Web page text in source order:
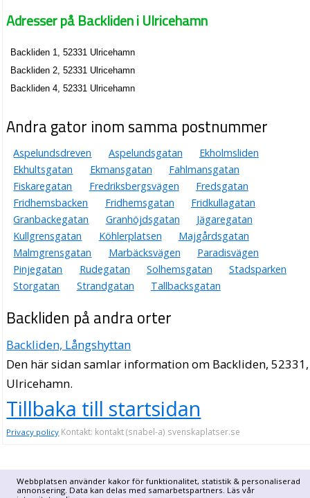
Webbplatsen använder kakor för funktionalitet, statistik & personaliserad
annonsering. Data kan delas med samarbetspartners. Läs vår
Adresser på Backliden i Ulricehamn
Backliden 1, 52331 Ulricehamn
Backliden 2, 52331 Ulricehamn
Backliden 4, 52331 Ulricehamn
Andra gator inom samma postnummer
Aspelundsdreven Aspelundsgatan
Ekholmsliden
Ekhultsgatan
Ekmansgatan
Fahlmansgatan
Fiskaregatan
Fredriksbergsvägen
Fredsgatan
Fridhemsbacken
Fridhemsgatan
Fridkullagatan
Granbackegatan
Granhöjdsgatan
Jägaregatan
Kullgrensgatan
Köhlerplatsen
Majgårdsgatan
Malmgrensgatan
Marbäcksvägen
Paradisvägen
Pinjegatan
Rudegatan Solhemsgatan
Stadsparken
Storgatan
Strandgatan Tallbacksgatan
Backliden på andra orter
Backliden, Långshyttan
Den här sidan samlar information om Backliden, 52331,
Ulricehamn.
Tillbaka till startsidan
Privacy policy Kontakt: kontakt (snabel-a) svenskaplatser.se